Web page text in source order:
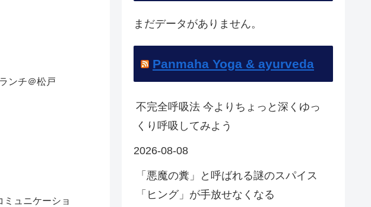
ンチ＠松戸
ュニケーショ
まだデータがありません。
Panmaha Yoga & ayurveda
不完全呼吸法 今よりちょっと深くゆっ
くり呼吸してみよう
2026-08-08
「悪魔の糞」と呼ばれる謎のスパイス
「ヒング」が手放せなくなる